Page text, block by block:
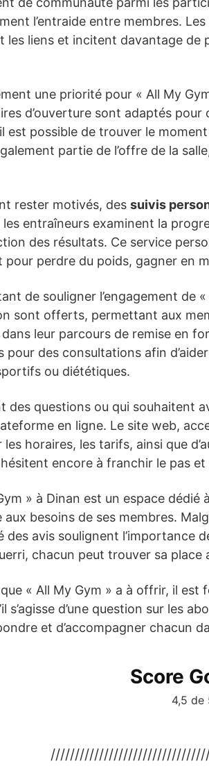
l’entraide entre membres.
liens et incitent davantage de
une priorité pour « All My
d’ouverture sont adaptés
est possible de trouver le
partie de l’offre de la
rester motivés, des suivis
entraîneurs examinent la
des résultats. Ce service
pour perdre du poids, gagner en
de souligner l’engagement de
sont offerts, permettant aux
leur parcours de remise en
pour des consultations afin
ou diététiques.
des questions ou qui souhaitent
en ligne. Le site web,
horaires, les tarifs, ainsi que
encore à franchir le pas et
» à Dinan est un espace dédié
besoins de ses membres.
avis soulignent l’importance
chacun peut trouver sa place
« All My Gym » a à offrir, il
s’agisse d’une question sur les
et d’accompagner chacun
Score
4,5 de